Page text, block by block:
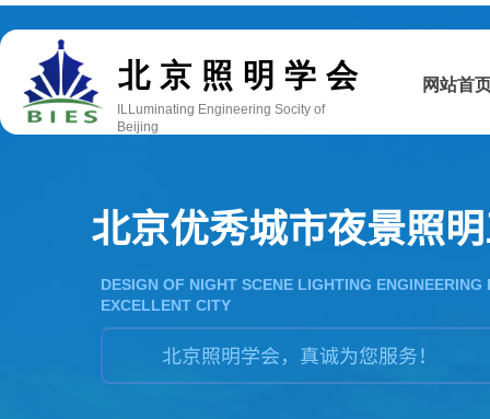
DESIGN OF NIGHT SCENE LIGHTING ENGINEERING
EXCELLENT CITY
网站首
ILLuminating Engineering Socity of
Beijing
双击此处添加文字
北京照明学会，真诚为您服务！
北京优秀城市夜景照
北京照明学会